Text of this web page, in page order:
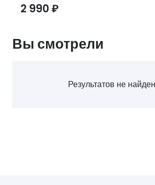
2 990 ₽
Вы смотрели
Результатов не